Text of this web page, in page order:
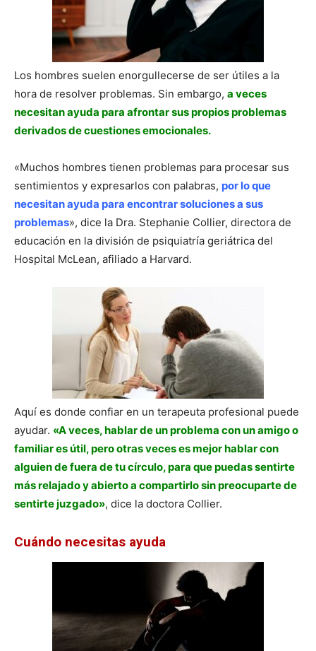
Los hombres suelen enorgullecerse de ser útiles a la
hora de resolver problemas. Sin embargo, a veces
necesitan ayuda para afrontar sus propios problemas
derivados de cuestiones emocionales.
«Muchos hombres tienen problemas para procesar sus
sentimientos y expresarlos con palabras, por lo que
necesitan ayuda para encontrar soluciones a sus
problemas», dice la Dra. Stephanie Collier, directora de
educación en la división de psiquiatría geriátrica del
Hospital McLean, afiliado a Harvard.
Aquí es donde confiar en un terapeuta profesional puede
ayudar. «A veces, hablar de un problema con un amigo o
familiar es útil, pero otras veces es mejor hablar con
alguien de fuera de tu círculo, para que puedas sentirte
más relajado y abierto a compartirlo sin preocuparte de
sentirte juzgado», dice la doctora Collier.
Cuándo necesitas ayuda